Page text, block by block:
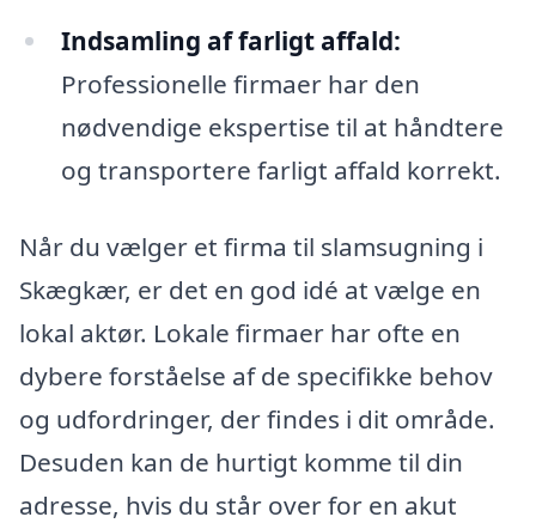
Indsamling af farligt affald:
Professionelle firmaer har den
nødvendige ekspertise til at håndtere
og transportere farligt affald korrekt.
Når du vælger et firma til slamsugning i
Skægkær, er det en god idé at vælge en
lokal aktør. Lokale firmaer har ofte en
dybere forståelse af de specifikke behov
og udfordringer, der findes i dit område.
Desuden kan de hurtigt komme til din
adresse, hvis du står over for en akut